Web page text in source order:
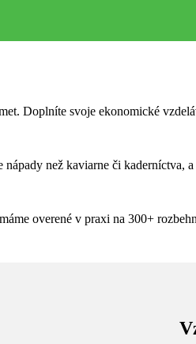
Doplníte svoje ekonomické
než kaviarne či kaderníctva,
overené v praxi na 300+